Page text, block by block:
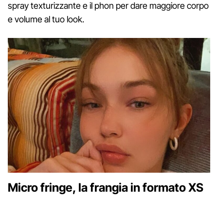
spray texturizzante e il phon per dare maggiore corpo
e volume al tuo look.
Micro fringe, la frangia in formato XS